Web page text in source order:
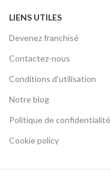
LIENS UTILES
Devenez franchisé
Contactez-nous
Conditions d’utilisation
Notre blog
Politique de confidentialité
Cookie policy